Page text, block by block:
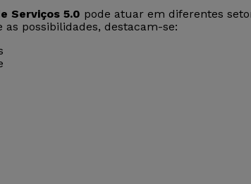
Serviços 5.0 pode atuar em diferentes
possibilidades, destacam-se: